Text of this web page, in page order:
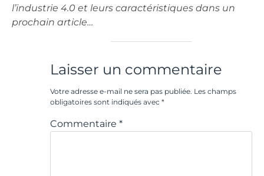
l’industrie 4.0 et leurs caractéristiques dans un
prochain article…
Laisser un commentaire
Votre adresse e-mail ne sera pas publiée. Les champs
obligatoires sont indiqués avec *
Commentaire *